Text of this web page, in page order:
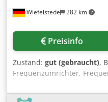
Wiefelstede 282 km
Preisinfo
Zustand: gut (gebraucht),
Frequenzumrichter,
Antriebsumrichter,
Umrichter, Inverter -